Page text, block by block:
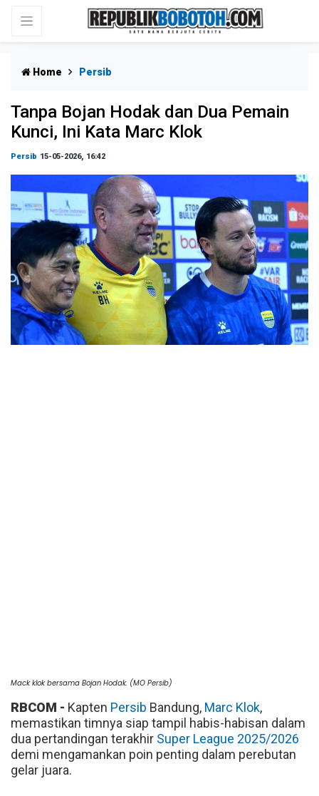
Home Persib
Tanpa Bojan Hodak dan Dua Pemain
Kunci, Ini Kata Marc Klok
Persib 15-05-2026, 16:42
Mack klok bersama Bojan Hodak. (MO Persib)
RBCOM - Kapten Persib Bandung, Marc Klok,
memastikan timnya siap tampil habis-habisan dalam
dua pertandingan terakhir Super League 2025/2026
demi mengamankan poin penting dalam perebutan
gelar juara.